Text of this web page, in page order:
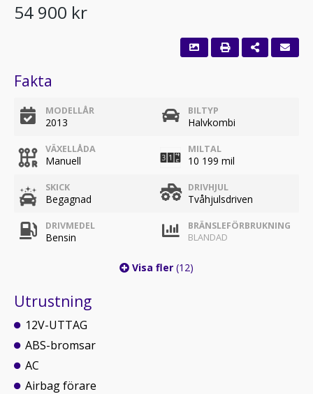
54 900 kr
Fakta
MODELLÅR
2013
BILTYP
Halvkombi
VÄXELLÅDA
Manuell
MILTAL
10 199 mil
SKICK
Begagnad
DRIVHJUL
Tvåhjulsdriven
DRIVMEDEL
Bensin
BRÄNSLEFÖRBRUKNING
BLANDAD
Visa fler (12)
Utrustning
12V-UTTAG
ABS-bromsar
AC
Airbag förare